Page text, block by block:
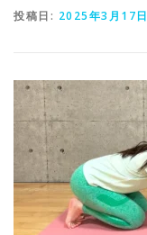
投稿日: 2025年3月17日